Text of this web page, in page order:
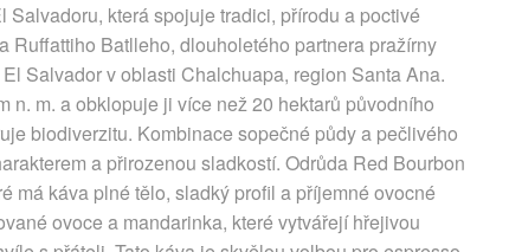
která spojuje tradici, přírodu a poctivé
Ruffattiho Batlleho, dlouholetého partnera pražírny
Salvador v oblasti Chalchuapa, region Santa Ana.
n. m. a obklopuje ji více než 20 hektarů původního
biodiverzitu. Kombinace sopečné půdy a pečlivého
a přirozenou sladkostí. Odrůda Red Bourbon
má káva plné tělo, sladký profil a příjemné ovocné
ovoce a mandarinka, které vytvářejí hřejivou